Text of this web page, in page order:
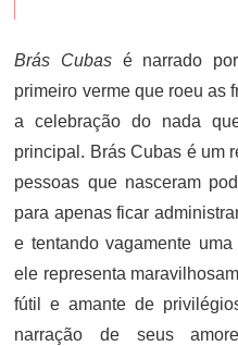
Brás Cubas é narrado
primeiro verme que roeu as
a celebração do nada
principal. Brás Cubas é um
pessoas que nasceram
para apenas ficar
e tentando vagamente
ele representa
fútil e amante de
narração de seus